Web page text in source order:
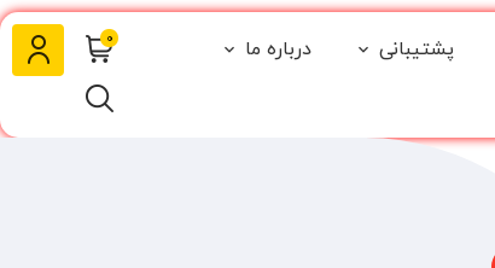
پشتیبانی
درباره ما
0